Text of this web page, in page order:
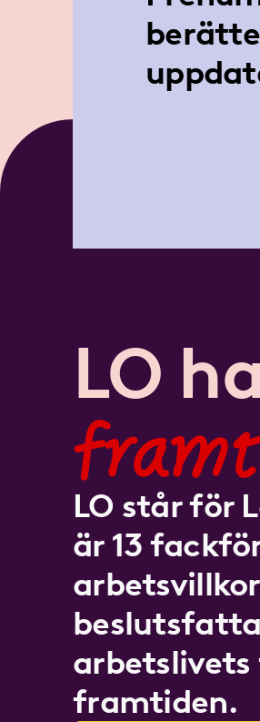
LO
LO står för
är 13
arbetslivets
framtiden.